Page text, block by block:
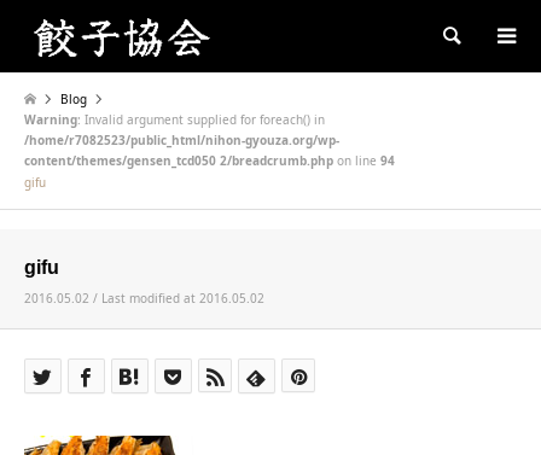
Search
Blog
Warning: Invalid argument supplied for foreach() in
/home/r7082523/public_html/nihon-gyouza.org/wp-
content/themes/gensen_tcd050 2/breadcrumb.php on line 94
gifu
gifu
2016.05.02 / Last modified at 2016.05.02